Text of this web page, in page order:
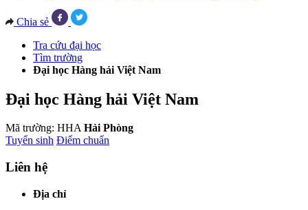
Chia sẻ
Tra cứu đại học
Tìm trường
Đại học Hàng hải Việt Nam
Đại học Hàng hải Việt Nam
Mã trường: HHAHải Phòng
Tuyển sinh Điểm chuẩn
Liên hệ
Địa chỉ